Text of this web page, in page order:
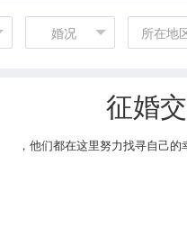
婚况 所在地
征婚
，他们都在这里努力找寻自己